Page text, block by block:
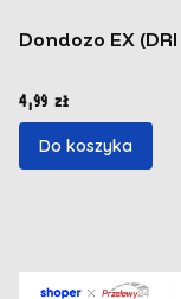
Dondozo EX
Cena
4,99 zł
Do koszyka